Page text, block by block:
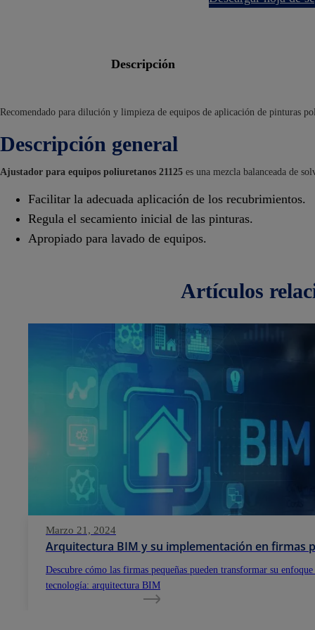
descripción
Recomendado para dilución y limpieza de equipos de aplicación de pinturas
Descripción general
Ajustador para equipos poliuretanos 21125 es una mezcla balanceada de
Facilitar la adecuada aplicación de los recubrimientos.
Regula el secamiento inicial de las pinturas.
Apropiado para lavado de equipos.
artículos
Marzo 21, 2024
Arquitectura BIM y su implementación en firmas
Descubre cómo las firmas pequeñas pueden transformar su
tecnología: arquitectura BIM